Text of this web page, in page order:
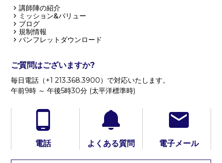
講師陣の紹介
ミッション&バリュー
ブログ
規制情報
パンフレットダウンロード
ご質問はございますか?
毎日電話（+1 213.368.3900）で対応いたします。
午前9時 ～ 午後5時30分 (太平洋標準時)
電話 よくある質問 電子メール